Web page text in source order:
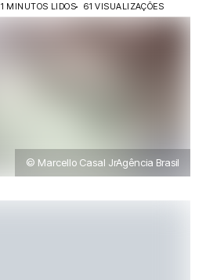
1 MINUTOS LIDOS 61 VISUALIZAÇÕES
© Marcello Casal JrAgência Brasil